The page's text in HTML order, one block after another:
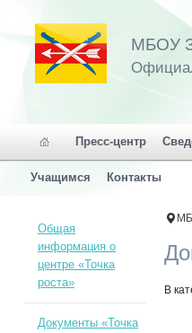
МБОУ
Пресс-центр
Учащимся Контакты
В
Общая
информация о
центре «Точка
роста»
Документы «Точка